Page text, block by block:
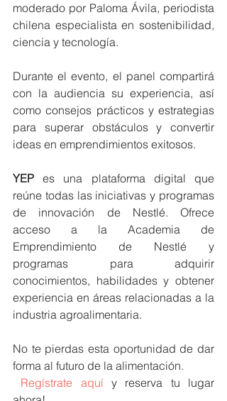
moderado por Paloma Ávila, periodista
chilena especialista en sostenibilidad,
ciencia y tecnología.
Durante el evento, el panel compartirá
con la audiencia su experiencia, así
como consejos prácticos y estrategias
para superar obstáculos y convertir
ideas en emprendimientos exitosos.
YEP es una plataforma digital que
reúne todas las iniciativas y programas
de innovación de Nestlé. Ofrece
acceso a la Academia de
Emprendimiento de Nestlé y
programas para adquirir
conocimientos, habilidades y obtener
experiencia en áreas relacionadas a la
industria agroalimentaria.
No te pierdas esta oportunidad de dar
forma al futuro de la alimentación.
Regístrate aquí y reserva tu lugar